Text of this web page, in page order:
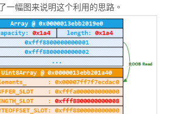
一幅图来说明这个利用的思路。